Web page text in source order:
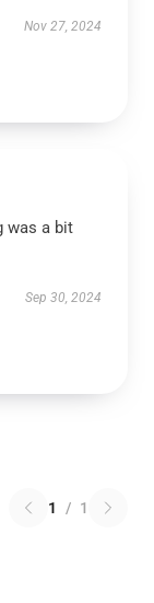
Nov 27, 2024
was a bit
Sep 30, 2024
1 / 1